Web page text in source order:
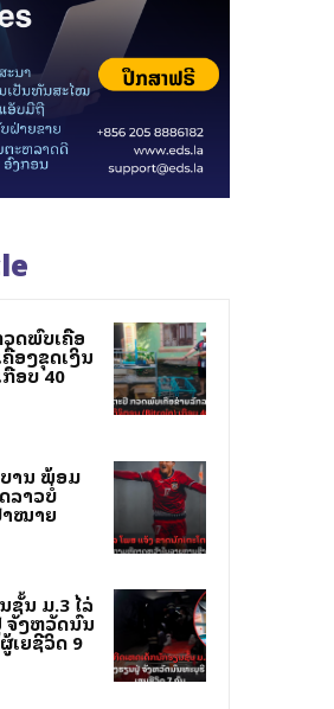
ວດພົບເຄືອ
ອງຂຸດເງິນ
ອບ 40
ບານ ພ້ອມ
ລາວບໍ່
າໝາຍ
ຊັ້ນ ມ.3 ໄລ່
ຈັງຫວັດນົນ
ສຍຊີວິດ 9